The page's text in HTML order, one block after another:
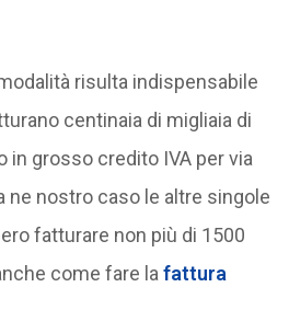
risulta indispensabile
centinaia di migliaia di
in grosso credito IVA per via
ne nostro caso le altre singole
fatturare non più di 1500
come fare la fattura